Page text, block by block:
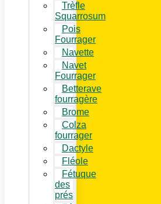
Trèfle
Squarrosum
Pois
Fourrager
Navette
Navet
Fourrager
Betterave
fourragère
Brome
Colza
fourrager
Dactyle
Fléole
Fétuque
des
prés